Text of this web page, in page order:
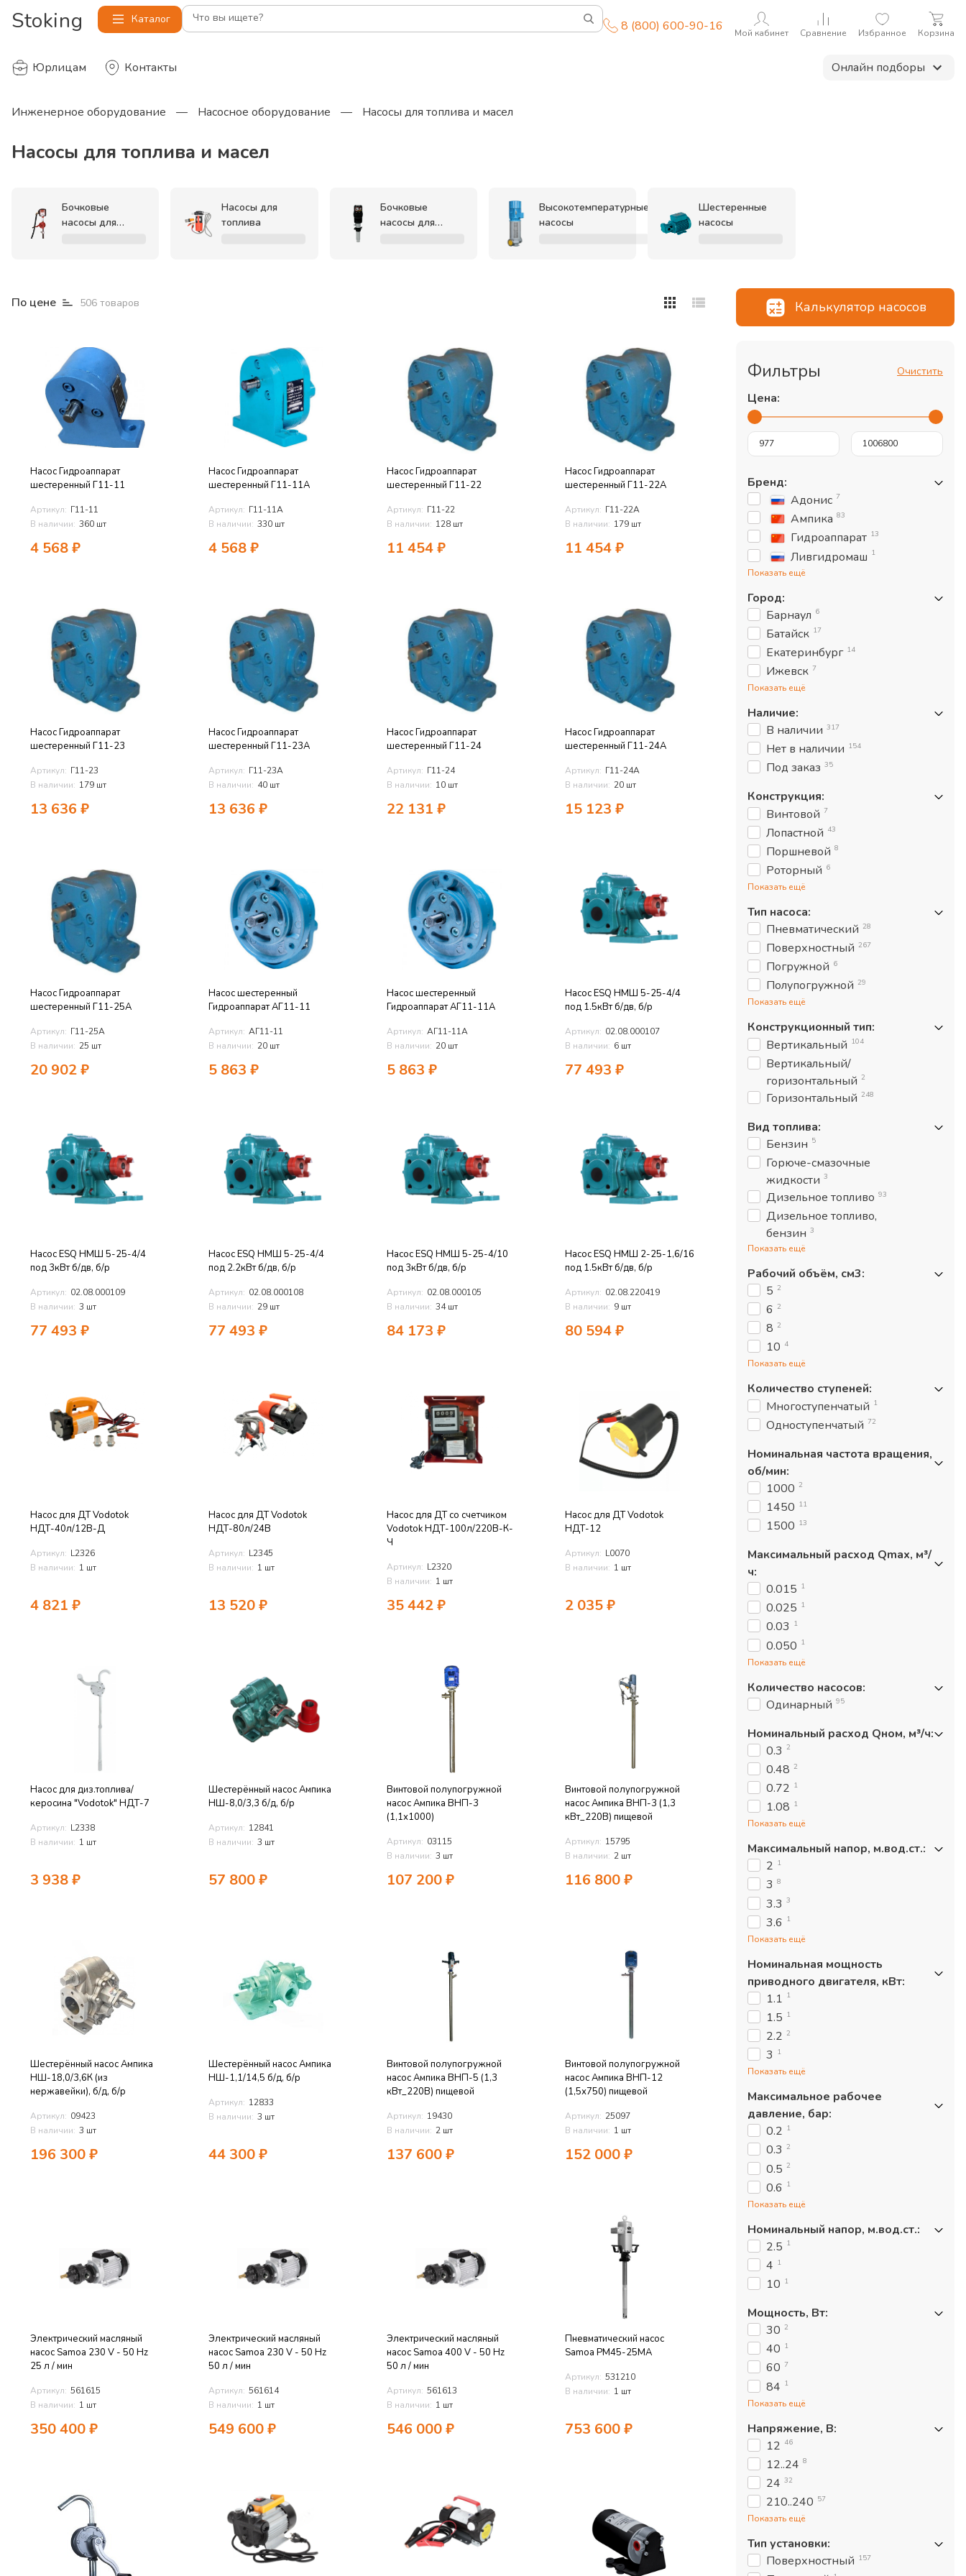
Stoking Каталог Что вы ищете? 8 (800) 600-90-16 Мой кабинет Сравнение Избранное Корзина
Юрлицам Контакты Онлайн подборы
Инженерное оборудование — Насосное оборудование — Насосы для топлива и масел
Насосы для топлива и масел
Бочковые
насосы для
Насосы для
топлива
Бочковые
насосы для
Высокотемпературные
насосы
Шестеренные
насосы
По цене 506 товаров
Насос Гидроаппарат
шестеренный Г11-11
Артикул: Г11-11
В наличии: 360 шт
4 568₽
Насос Гидроаппарат
шестеренный Г11-11А
Артикул: Г11-11А
В наличии: 330 шт
4 568₽
Насос Гидроаппарат
шестеренный Г11-22
Артикул: Г11-22
В наличии: 128 шт
11 454₽
Насос Гидроаппарат
шестеренный Г11-22А
Артикул: Г11-22А
В наличии: 179 шт
11 454₽
Насос Гидроаппарат
шестеренный Г11-23
Артикул: Г11-23
В наличии: 179 шт
13 636 ₽
Насос Гидроаппарат
шестеренный Г11-23А
Артикул: Г11-23А
В наличии: 40 шт
13 636 ₽
Насос Гидроаппарат
шестеренный Г11-24
Артикул: Г11-24
В наличии: 10 шт
22 131 ₽
Насос Гидроаппарат
шестеренный Г11-24А
Артикул: Г11-24А
В наличии: 20 шт
15 123 ₽
Насос Гидроаппарат
шестеренный Г11-25А
Артикул: Г11-25А
В наличии: 25 шт
20 902₽
Насос шестеренный
Гидроаппарат АГ11-11
Артикул: АГ11-11
В наличии: 20 шт
5 863 ₽
Насос шестеренный
Гидроаппарат АГ11-11А
Артикул: АГ11-11А
В наличии: 20 шт
5 863 ₽
Насос ESQ НМШ 5-25-4/4
под 1.5кВт б/дв, б/р
Артикул: 02.08.000107
В наличии: 6 шт
77 493 ₽
Насос ESQ НМШ 5-25-4/4
под 3кВт б/дв, б/р
Артикул: 02.08.000109
В наличии: 3 шт
77 493 ₽
Насос ESQ НМШ 5-25-4/4
под 2.2кВт б/дв, б/р
Артикул: 02.08.000108
В наличии: 29 шт
77 493 ₽
Насос ESQ НМШ 5-25-4/10
под 3кВт б/дв, б/р
Артикул: 02.08.000105
В наличии: 34 шт
84 173 ₽
Насос ESQ НМШ 2-25-1,6/16
под 1.5кВт б/дв, б/р
Артикул: 02.08.220419
В наличии: 9 шт
80 594₽
Насос для ДТ Vodotok
НДТ-40л/12В-Д
Артикул: L2326
В наличии: 1 шт
4 821 ₽
Насос для ДТ Vodotok
НДТ-80л/24В
Артикул: L2345
В наличии: 1 шт
13 520₽
Насос для ДТ со счетчиком
Vodotok НДТ-100л/220В-К-
Ч
Артикул: L2320
В наличии: 1 шт
35 442₽
Насос для ДТ Vodotok
НДТ-12
Артикул: L0070
В наличии: 1 шт
2 035₽
Насос для диз.топлива/
керосина "Vodotok" НДТ-7
Артикул: L2338
В наличии: 1 шт
3 938₽
Шестерённый насос Ампика
НШ-8,0/3,3 б/д, б/р
Артикул: 12841
В наличии: 3 шт
57 800₽
Винтовой полупогружной
насос Ампика ВНП-3
(1,1х1000)
Артикул: 03115
В наличии: 3 шт
107 200₽
Винтовой полупогружной
насос Ампика ВНП-3 (1,3
кВт_220В) пищевой
Артикул: 15795
В наличии: 2 шт
116 800₽
Шестерённый насос Ампика
НШ-18,0/3,6К (из
нержавейки), б/д, б/р
Артикул: 09423
В наличии: 3 шт
196 300₽
Шестерённый насос Ампика
НШ-1,1/14,5 б/д, б/р
Артикул: 12833
В наличии: 3 шт
44 300₽
Винтовой полупогружной
насос Ампика ВНП-5 (1,3
кВт_220В) пищевой
Артикул: 19430
В наличии: 2 шт
137 600₽
Винтовой полупогружной
насос Ампика ВНП-12
(1,5х750) пищевой
Артикул: 25097
В наличии: 1 шт
152 000₽
Электрический масляный
насос Samoa 230 V - 50 Hz
25 л / мин
Артикул: 561615
В наличии: 1 шт
350 400₽
Электрический масляный
насос Samoa 230 V - 50 Hz
50 л / мин
Артикул: 561614
В наличии: 1 шт
549 600₽
Электрический масляный
насос Samoa 400 V - 50 Hz
50 л / мин
Артикул: 561613
В наличии: 1 шт
546 000₽
Пневматический насос
Samoa PM45-25MA
Артикул: 531210
В наличии: 1 шт
753 600₽
Калькулятор насосов
Фильтры Очистить
Цена:
Бренд:
Адонис 7
Ампика 83
Гидроаппарат 13
Ливгидромаш 1
Показать ещё
Город:
Барнаул 6
Батайск 17
Екатеринбург 14
Ижевск 7
Показать ещё
Наличие:
В наличии 317
Нет в наличии 154
Под заказ 35
Конструкция:
Винтовой 7
Лопастной 43
Поршневой 8
Роторный 6
Показать ещё
Тип насоса:
Пневматический 28
Поверхностный 267
Погружной 6
Полупогружной 29
Показать ещё
Конструкционный тип:
Вертикальный 104
Вертикальный/
горизонтальный 2
Горизонтальный 248
Вид топлива:
Бензин 5
Горюче-смазочные
жидкости 3
Дизельное топливо 93
Дизельное топливо,
бензин 3
Показать ещё
Рабочий объём, см3:
5 2
6 2
8 2
10 4
Показать ещё
Количество ступеней:
Многоступенчатый 1
Одноступенчатый 72
Номинальная частота вращения,
об/мин:
1000 2
1450 11
1500 13
Максимальный расход Qmax, м³/
ч:
0.015 1
0.025 1
0.03 1
0.050 1
Показать ещё
Количество насосов:
Одинарный 95
Номинальный расход Qном, м³/ч:
0.3 2
0.48 2
0.72 1
1.08 1
Показать ещё
Максимальный напор, м.вод.ст.:
2 1
3 8
3.3 3
3.6 1
Показать ещё
Номинальная мощность
приводного двигателя, кВт:
1.1 1
1.5 1
2.2 2
3 1
Показать ещё
Максимальное рабочее
давление, бар:
0.2 1
0.3 2
0.5 2
0.6 1
Показать ещё
Номинальный напор, м.вод.ст.:
2.5 1
4 1
10 1
Мощность, Вт:
30 2
40 1
60 7
84 1
Показать ещё
Напряжение, В:
12 46
12..24 8
24 32
210..240 57
Показать ещё
Тип установки:
Поверхностный 157